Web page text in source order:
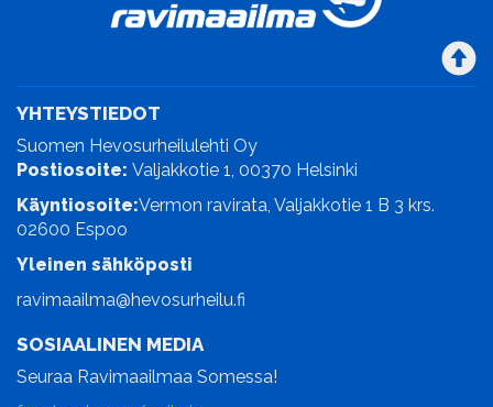
YHTEYSTIEDOT
Suomen Hevosurheilulehti Oy
Postiosoite: Valjakkotie 1, 00370 Helsinki
Käyntiosoite:Vermon ravirata, Valjakkotie 1 B 3 krs.
02600 Espoo
Yleinen sähköposti
ravimaailma@hevosurheilu.fi
SOSIAALINEN MEDIA
Seuraa Ravimaailmaa Somessa!